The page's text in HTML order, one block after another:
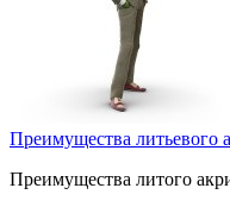
Преимущества литьевого
Преимущества литого